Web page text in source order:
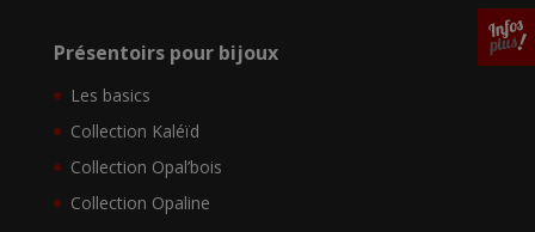
Présentoirs pour bijoux
Les basics
Collection Kaléïd
Collection Opal’bois
Collection Opaline